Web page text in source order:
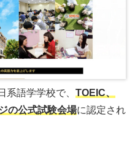
系語学学校で、 TOEIC、
の公式試験会場に認定され